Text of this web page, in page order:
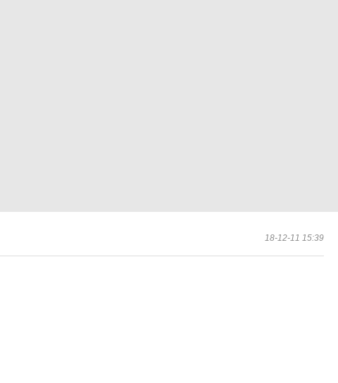
18-12-11 15:39